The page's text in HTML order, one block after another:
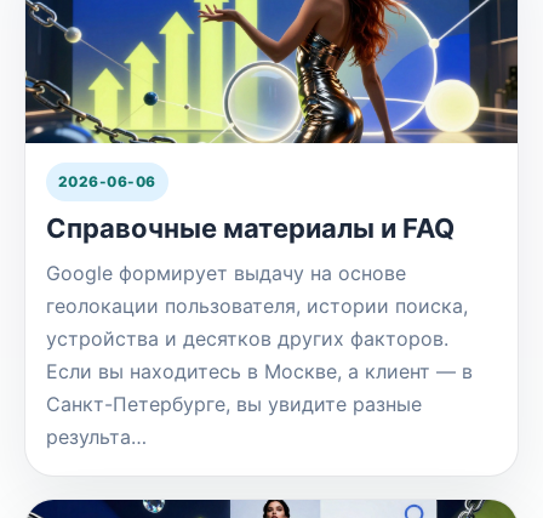
2026-06-06
Справочные материалы и FAQ
Google формирует выдачу на основе
геолокации пользователя, истории поиска,
устройства и десятков других факторов.
Если вы находитесь в Москве, а клиент — в
Санкт-Петербурге, вы увидите разные
результа…